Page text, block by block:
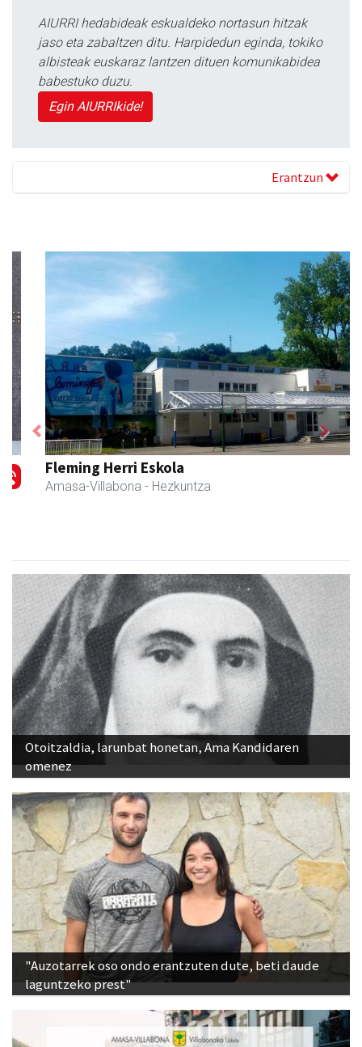
AIURRI hedabideak eskualdeko nortasun hitzak
jaso eta zabaltzen ditu. Harpidedun eginda, tokiko
albisteak euskaraz lantzen dituen komunikabidea
babestuko duzu.
Egin AIURRIkide!
Erantzun
Fleming Herri Eskola
Amasa-Villabona - Hezkuntza
Previous Next
Otoitzaldia, larunbat honetan, Ama Kandidaren
omenez
"Auzotarrek oso ondo erantzuten dute, beti daude
laguntzeko prest"